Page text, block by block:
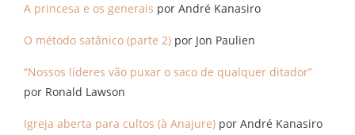
A princesa e os generais por André Kanasiro
O método satânico (parte 2) por Jon Paulien
“Nossos líderes vão puxar o saco de qualquer ditador”
por Ronald Lawson
Igreja aberta para cultos (à Anajure) por André Kanasiro